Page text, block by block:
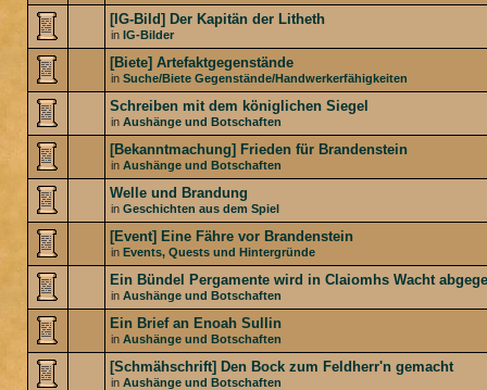
[IG-Bild] Der Kapitän der Litheth
in IG-Bilder
[Biete] Artefaktgegenstände
in Suche/Biete Gegenstände/Handwerkerfähigkeiten
Schreiben mit dem königlichen Siegel
in Aushänge und Botschaften
[Bekanntmachung] Frieden für Brandenstein
in Aushänge und Botschaften
Welle und Brandung
in Geschichten aus dem Spiel
[Event] Eine Fähre vor Brandenstein
in Events, Quests und Hintergründe
Ein Bündel Pergamente wird in Claiomhs Wacht
in Aushänge und Botschaften
Ein Brief an Enoah Sullin
in Aushänge und Botschaften
[Schmähschrift] Den Bock zum Feldherr'n gemacht
in Aushänge und Botschaften